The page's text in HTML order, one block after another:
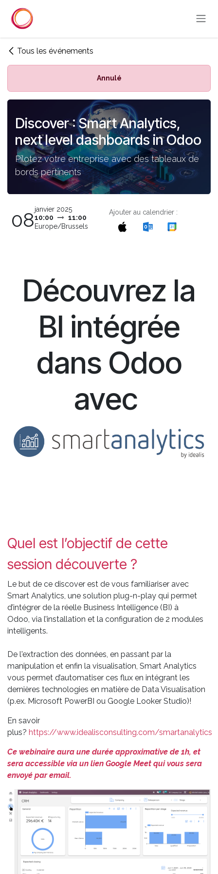
Tous les événements
Annulé
Discover : Smart Analytics,
next level dashboards in Odoo
Pilotez votre entreprise avec des tableaux de
bords pertinents
08janvier 2025
10:00
11:00
Europe/Brussels
Ajouter au calendrier :
Découvrez la
BI intégrée
dans Odoo
avec
Quel est l’objectif de cette
session découverte ?
Le but de ce discover est de vous familiariser avec
Smart Analytics, une solution plug-n-play qui permet
d’intégrer de la réelle Business Intelligence (BI) à
Odoo, via l’installation et la configuration de 2 modules
intelligents.
De l'extraction des données, en passant par la
manipulation et enfin la visualisation, Smart Analytics
vous permet d’automatiser ces flux en intégrant les
dernières technologies en matière de Data Visualisation
(p.ex. Microsoft PowerBI ou Google Looker Studio)!
En savoir
plus? https://www.idealisconsulting.com/smartanalytics
Ce webinaire aura une durée approximative de 1h, et
sera accessible via un lien Google Meet qui vous sera
envoyé par email.